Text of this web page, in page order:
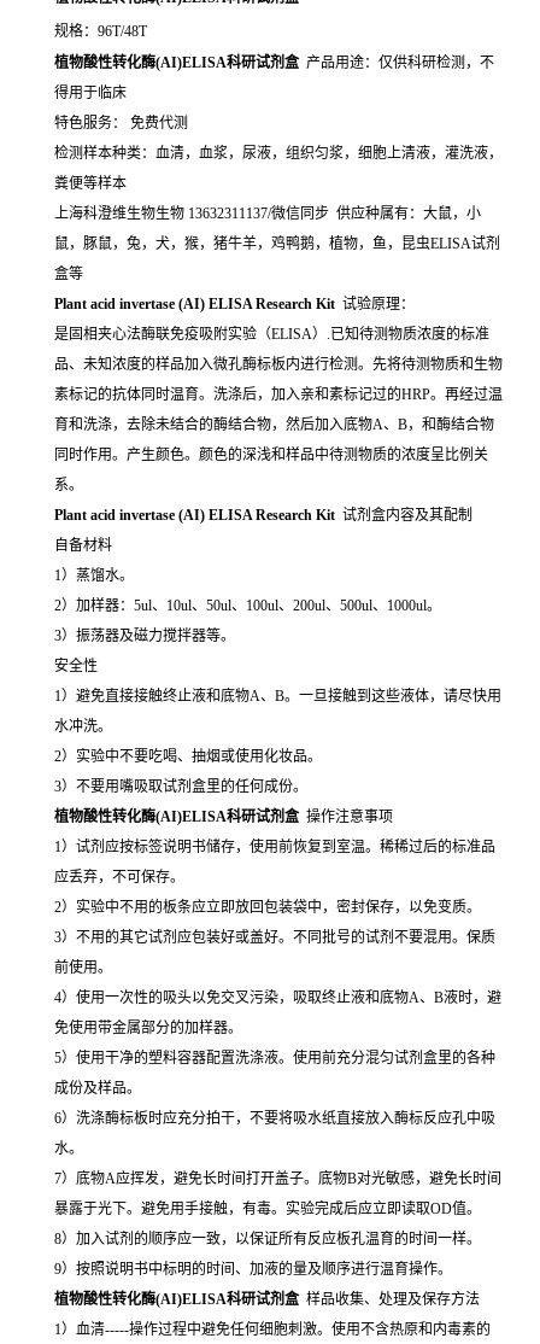
规格：96T/48T
植物酸性转化酶(AI)ELISA科研试剂盒 产品用途：仅供科研检测，不
得用于临床
特色服务： 免费代测
检测样本种类：血清，血浆，尿液，组织匀浆，细胞上清液，灌洗液，
粪便等样本
上海科澄维生物生物 13632311137/微信同步 供应种属有：大鼠，小
鼠，豚鼠，兔，犬，猴，猪牛羊，鸡鸭鹅，植物，鱼，昆虫ELISA试剂
盒等
Plant acid invertase (AI) ELISA Research Kit 试验原理：
是固相夹心法酶联免疫吸附实验（ELISA）.已知待测物质浓度的标准
品、未知浓度的样品加入微孔酶标板内进行检测。先将待测物质和生物
素标记的抗体同时温育。洗涤后，加入亲和素标记过的HRP。再经过温
育和洗涤，去除未结合的酶结合物，然后加入底物A、B，和酶结合物
同时作用。产生颜色。颜色的深浅和样品中待测物质的浓度呈比例关
系。
Plant acid invertase (AI) ELISA Research Kit 试剂盒内容及其配制
自备材料
1）蒸馏水。
2）加样器：5ul、10ul、50ul、100ul、200ul、500ul、1000ul。
3）振荡器及磁力搅拌器等。
安全性
1）避免直接接触终止液和底物A、B。一旦接触到这些液体，请尽快用
水冲洗。
2）实验中不要吃喝、抽烟或使用化妆品。
3）不要用嘴吸取试剂盒里的任何成份。
植物酸性转化酶(AI)ELISA科研试剂盒 操作注意事项
1）试剂应按标签说明书储存，使用前恢复到室温。稀稀过后的标准品
应丢弃，不可保存。
2）实验中不用的板条应立即放回包装袋中，密封保存，以免变质。
3）不用的其它试剂应包装好或盖好。不同批号的试剂不要混用。保质
前使用。
4）使用一次性的吸头以免交叉污染，吸取终止液和底物A、B液时，避
免使用带金属部分的加样器。
5）使用干净的塑料容器配置洗涤液。使用前充分混匀试剂盒里的各种
成份及样品。
6）洗涤酶标板时应充分拍干，不要将吸水纸直接放入酶标反应孔中吸
水。
7）底物A应挥发，避免长时间打开盖子。底物B对光敏感，避免长时间
暴露于光下。避免用手接触，有毒。实验完成后应立即读取OD值。
8）加入试剂的顺序应一致，以保证所有反应板孔温育的时间一样。
9）按照说明书中标明的时间、加液的量及顺序进行温育操作。
植物酸性转化酶(AI)ELISA科研试剂盒 样品收集、处理及保存方法
1）血清-----操作过程中避免任何细胞刺激。使用不含热原和内毒素的